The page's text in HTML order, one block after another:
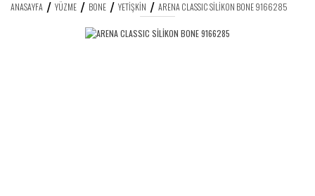
ANASAYFA YÜZME BONE YETIŞKIN ARENA CLASSIC SİLİKON BONE 9166285